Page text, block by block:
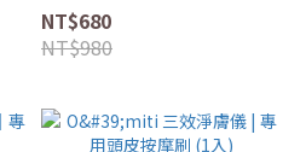
NT$680
NT$980